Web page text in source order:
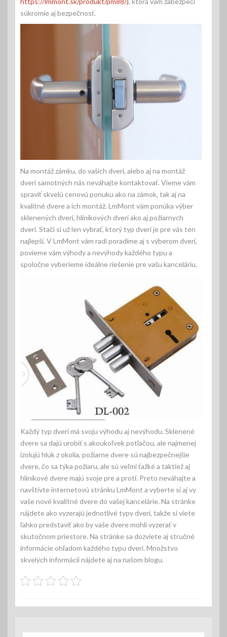
súkromie aj bezpečnosť.
Na montáž zámku, do vašich dverí, alebo aj na montáž
dverí samotných nás neváhajte kontaktovať. Vieme vám
spraviť skvelú cenovú ponuku ako na zámok, tak aj na
kvalitné dvere a ich montáž. LmMont vám ponúka výber
sklenených dverí, hliníkových dverí ako aj požiarnych
dverí. Stačí si už len vybrať, ktorý typ dverí je pre vás ten
najlepší. V LmMont vám radi poradíme aj s výberom dverí,
povieme vám výhody a nevýhody každého typu a
spoločne vyberieme ideálne riešenie pre vašu kanceláriu.
Každý typ dverí má svoju výhodu aj nevýhodu. Sklenené
dvere sa dajú urobiť s akoukoľvek potlačou, ale najmenej
izolujú hluk z okolia, požiarne dvere sú najbezpečnejšie
dvere, čo sa týka požiaru, ale sú veľmi ťažké a taktiež aj
hliníkové dvere majú svoje pre a proti. Preto neváhajte a
navštívte internetovú stránku LmMont a vyberte si aj vy
vaše nové kvalitné dvere do vašej kancelárie. Na stránke
nájdete ako vyzerajú jednotlivé typy dverí, takže si viete
ľahko predstaviť ako by vaše dvere mohli vyzerať v
skutočnom priestore. Na stránke sa dozviete aj stručné
informácie ohľadom každého typu dverí. Množstvo
skvelých informácii nájdete aj na našom blogu.